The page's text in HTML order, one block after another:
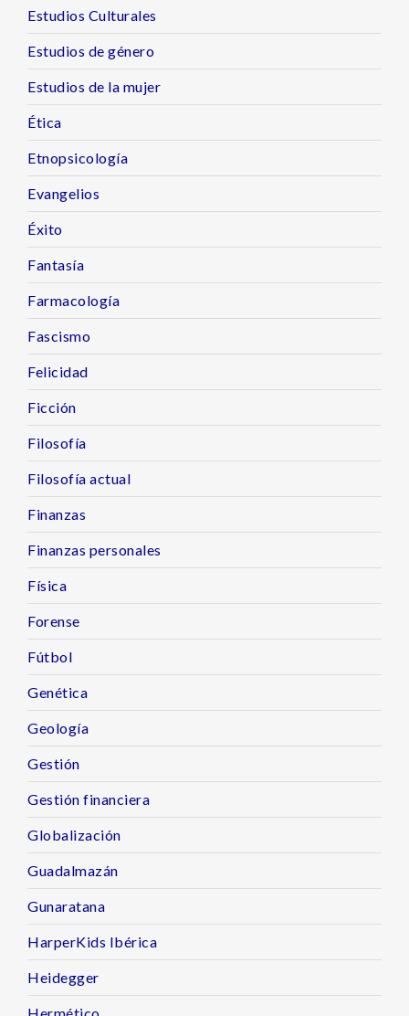
Estudios Culturales
Estudios de género
Estudios de la mujer
Ética
Etnopsicología
Evangelios
Éxito
Fantasía
Farmacología
Fascismo
Felicidad
Ficción
Filosofía
Filosofía actual
Finanzas
Finanzas personales
Física
Forense
Fútbol
Genética
Geología
Gestión
Gestión financiera
Globalización
Guadalmazán
Gunaratana
HarperKids Ibérica
Heidegger